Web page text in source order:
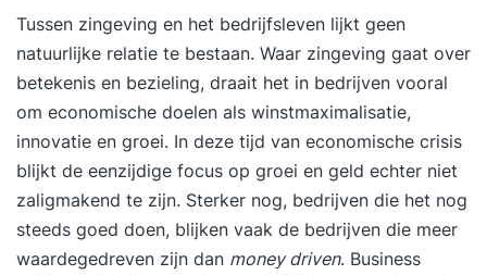
Tussen zingeving en het bedrijfsleven lijkt geen
natuurlijke relatie te bestaan. Waar zingeving gaat over
betekenis en bezieling, draait het in bedrijven vooral
om economische doelen als winstmaximalisatie,
innovatie en groei. In deze tijd van economische crisis
blijkt de eenzijdige focus op groei en geld echter niet
zaligmakend te zijn. Sterker nog, bedrijven die het nog
steeds goed doen, blijken vaak de bedrijven die meer
waardegedreven zijn dan money driven. Business